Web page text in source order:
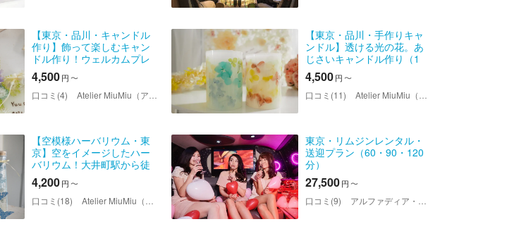
【東京・品川・キャンドル
作り】飾って楽しむキャン
ドル作り！ウェルカムプレ
ートプラン
4,500円 〜
口コミ(4) Atelier MiuMiu（アトリエミュウミュウ）
【東京・品川・手作りキャ
ンドル】透ける光の花。あ
じさいキャンドル作り（1
個）
4,500円 〜
口コミ(11) Atelier MiuMiu（アトリエミュウミュウ）
【空模様ハーバリウム・東
京】空をイメージしたハー
バリウム！大井町駅から徒
歩5分！
4,200円 〜
口コミ(18) Atelier MiuMiu（アトリエミュウミュウ）
東京・リムジンレンタル・
送迎プラン（60・90・120
分）
27,500円 〜
口コミ(9) アルファディア・リムジンサービス